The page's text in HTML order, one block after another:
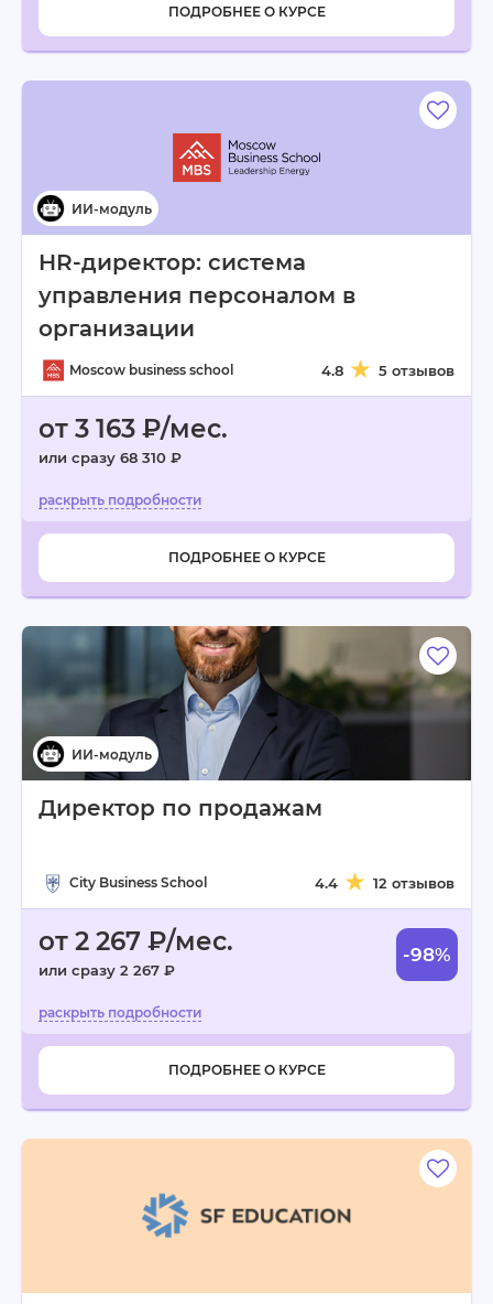
ПОДРОБНЕЕ О КУРСЕ
HR-директор: система
управления персоналом в
организации
Moscow business school 4.8 5 отзывов
от 3 163 ₽/мес.
или сразу 68 310 ₽
ПОДРОБНЕЕ О КУРСЕ
Директор по продажам
City Business School 4.4 12 отзывов
от 2 267 ₽/мес.
или сразу 2 267 ₽
-98%
ПОДРОБНЕЕ О КУРСЕ